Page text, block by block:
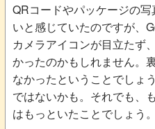
QRコードやパッケージの
いと感じていたのですが、
カメラアイコンが目立たず
かったのかもしれません。
なかったということでしょ
ではないかも。それでも、
はもっといたことでしょう。